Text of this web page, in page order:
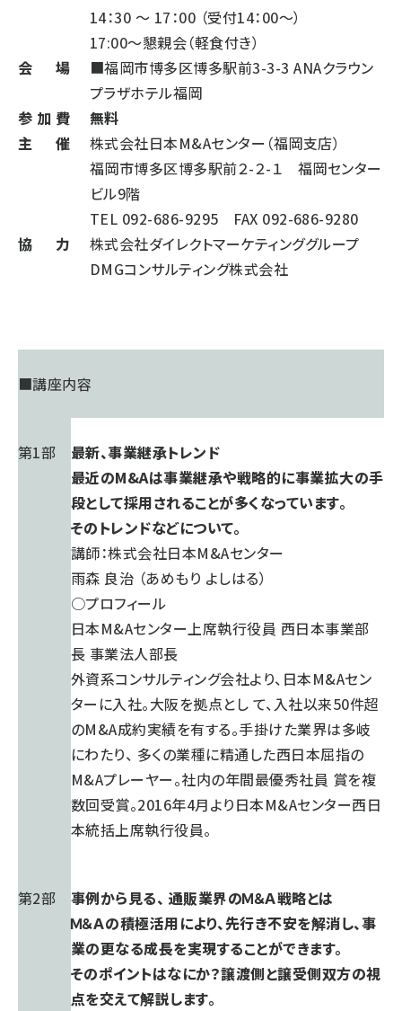
14：30 ～ 17：00 （受付14：00～）
17:00〜懇親会（軽食付き）
会 場
■福岡市博多区博多駅前3-3-3 ANAクラウン
プラザホテル福岡
参 加 費
無料
主 催
株式会社日本M&Aセンター（福岡支店）
福岡市博多区博多駅前２-２-１ 福岡センター
ビル9階
TEL 092-686-9295 FAX 092-686-9280
協 力
株式会社ダイレクトマーケティンググループ
DMGコンサルティング株式会社
■講座内容
第1部
最新、事業継承トレンド
最近のM&Aは事業継承や戦略的に事業拡大の手
段として採用されることが多くなっています。
そのトレンドなどについて。
講師：株式会社日本M&Aセンター
雨森 良治 （あめもり よしはる）
○プロフィール
日本M&Aセンター上席執行役員 西日本事業部
長 事業法人部長
外資系コンサルティング会社より、日本M&Aセン
ターに入社。大阪を拠点とし て、入社以来50件超
のM&A成約実績を有する。手掛けた業界は多岐
にわたり、 多くの業種に精通した西日本屈指の
M&Aプレーヤー。社内の年間最優秀社員 賞を複
数回受賞。2016年4月より日本M&Aセンター西日
本統括上席執行役員。
第2部
事例から見る、 通販業界のＭ＆Ａ戦略とは
Ｍ＆Ａの積極活用により、先行き不安を解消し、事
業の更なる成長を実現することができます。
そのポイントはなにか？譲渡側と譲受側双方の視
点を交えて解説します。